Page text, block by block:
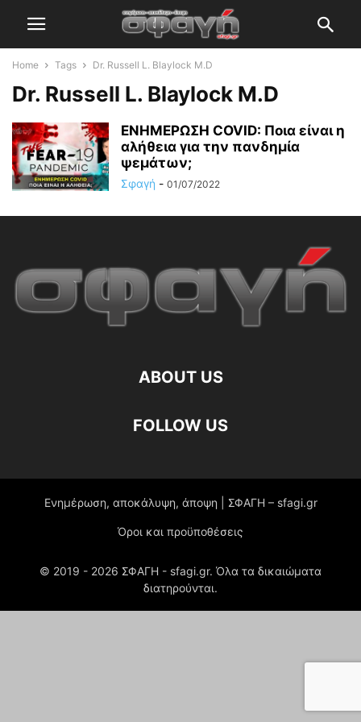
Home Tags Dr. Russell L. Blaylock M.D
Dr. Russell L. Blaylock M.D
ΕΝΗΜΕΡΩΣΗ COVID: Ποια είναι η
αλήθεια για την πανδημία
ψεμάτων;
Σφαγή - 01/07/2022
ABOUT US
FOLLOW US
Ενημέρωση, αποκάλυψη, άποψη | ΣΦΑΓΗ – sfagi.gr
Όροι και προϋποθέσεις
© 2019 - 2026 ΣΦΑΓΗ - sfagi.gr. Όλα τα δικαιώματα
διατηρούνται.